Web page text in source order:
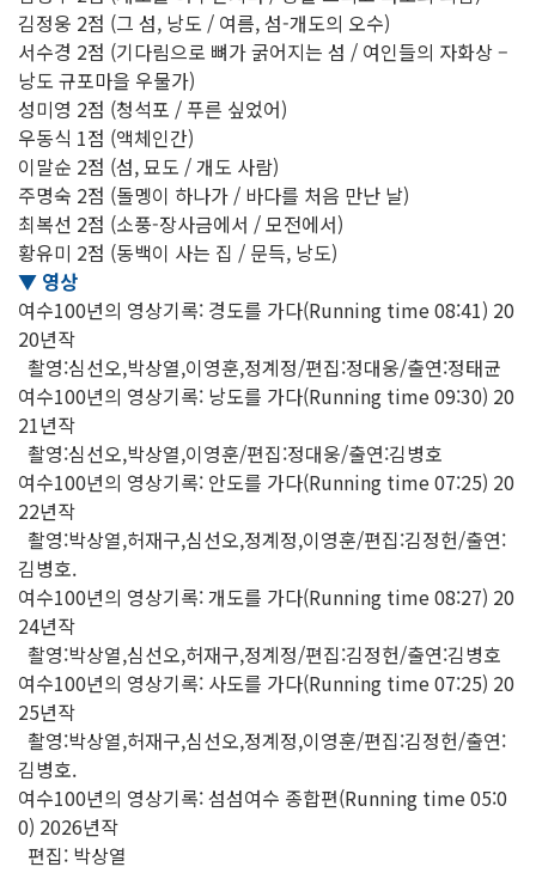
김정웅 2점 (그 섬, 낭도 / 여름, 섬-개도의 오수)
서수경 2점 (기다림으로 뼈가 굵어지는 섬 / 여인들의 자화상 –
낭도 규포마을 우물가)
성미영 2점 (청석포 / 푸른 싶었어)
우동식 1점 (액체인간)
이말순 2점 (섬, 묘도 / 개도 사람)
주명숙 2점 (돌멩이 하나가 / 바다를 처음 만난 날)
최복선 2점 (소풍-장사금에서 / 모전에서)
황유미 2점 (동백이 사는 집 / 문득, 낭도)
▼ 영상
여수100년의 영상기록: 경도를 가다(Running time 08:41) 20
20년작
촬영:심선오,박상열,이영훈,정계정/편집:정대웅/출연:정태균
여수100년의 영상기록: 낭도를 가다(Running time 09:30) 20
21년작
촬영:심선오,박상열,이영훈/편집:정대웅/출연:김병호
여수100년의 영상기록: 안도를 가다(Running time 07:25) 20
22년작
촬영:박상열,허재구,심선오,정계정,이영훈/편집:김정헌/출연:
김병호.
여수100년의 영상기록: 개도를 가다(Running time 08:27) 20
24년작
촬영:박상열,심선오,허재구,정계정/편집:김정헌/출연:김병호
여수100년의 영상기록: 사도를 가다(Running time 07:25) 20
25년작
촬영:박상열,허재구,심선오,정계정,이영훈/편집:김정헌/출연:
김병호.
여수100년의 영상기록: 섬섬여수 종합편(Running time 05:0
0) 2026년작
편집: 박상열